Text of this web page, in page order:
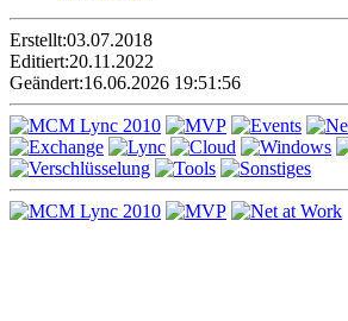
Erstellt:03.07.2018
Editiert:20.11.2022
Geändert:16.06.2026 19:51:56